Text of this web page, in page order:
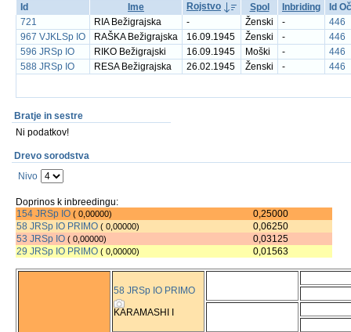
Id
Ime Rojstvo Spol Inbriding
Id
721
RIA Bežigrajska - Ženski -
446
967 VJKLSp IO
RAŠKA Bežigrajska 16.09.1945 Ženski -
446
596 JRSp IO
RIKO Bežigrajski 16.09.1945 Moški -
446
588 JRSp IO
RESA Bežigrajska 26.02.1945 Ženski - 446
Bratje in sestre
Ni podatkov!
Drevo sorodstva
Nivo
Doprinos k inbreedingu:
154 JRSp IO ( 0,00000)
0,25000
58 JRSp IO PRIMO ( 0,00000)
0,06250
53 JRSp IO ( 0,00000)
0,03125
29 JRSp IO PRIMO ( 0,00000) 0,01563
58 JRSp IO PRIMO
KARAMASHI I